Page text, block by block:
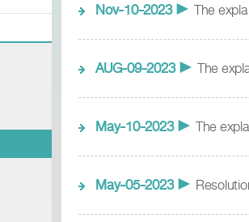
Nov-10-2023► The
AUG-09-2023► The
May-10-2023► The
May-05-2023►